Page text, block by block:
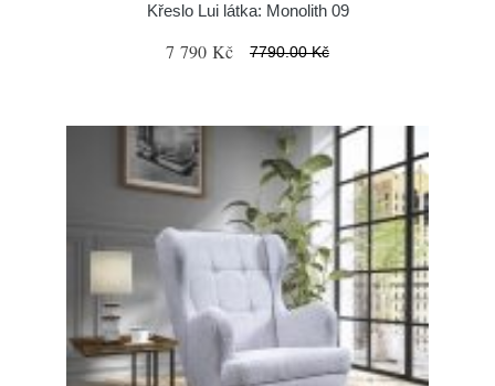
Křeslo Lui látka: Monolith 09
7 790 Kč 7790.00 Kč